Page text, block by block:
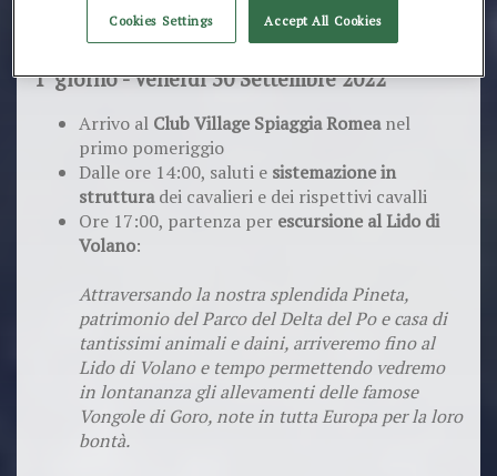
1°giorno - Venerdì 30 Settembre 2022
Arrivo al Club Village Spiaggia Romeanel
primo pomeriggio
Dalle ore 14:00, saluti e sistemazione in
strutturadei cavalieri e dei rispettivi cavalli
Ore 17:00, partenza per escursione al Lido di
Volano:
Attraversando la nostra splendida Pineta,
patrimonio del Parco del Delta del Po e casa di
tantissimi animali e daini, arriveremo fino al
Lido di Volano e tempo permettendo vedremo
in lontananza gli allevamenti delle famose
Vongole di Goro, note in tutta Europa per la loro
bontà.
Cookies Settings Accept All Cookies